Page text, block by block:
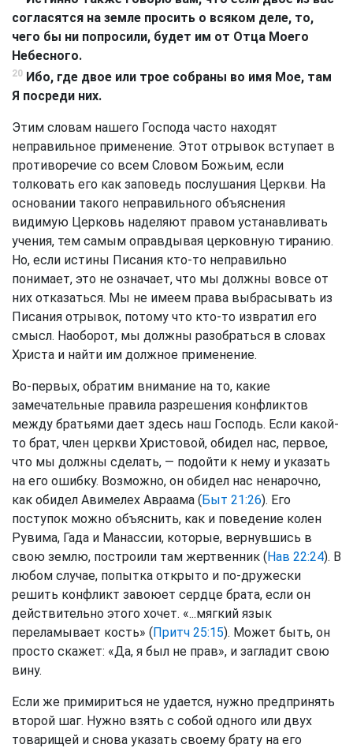
согласятся на земле просить о всяком деле, то,
чего бы ни попросили, будет им от Отца Моего
Небесного.
20 Ибо, где двое или трое собраны во имя Мое, там
Я посреди них.
Этим словам нашего Господа часто находят
неправильное применение. Этот отрывок вступает в
противоречие со всем Словом Божьим, если
толковать его как заповедь послушания Церкви. На
основании такого неправильного объяснения
видимую Церковь наделяют правом устанавливать
учения, тем самым оправдывая церковную тиранию.
Но, если истины Писания кто-то неправильно
понимает, это не означает, что мы должны вовсе от
них отказаться. Мы не имеем права выбрасывать из
Писания отрывок, потому что кто-то извратил его
смысл. Наоборот, мы должны разобраться в словах
Христа и найти им должное применение.
Во-первых, обратим внимание на то, какие
замечательные правила разрешения конфликтов
между братьями дает здесь наш Господь. Если какой-
то брат, член церкви Христовой, обидел нас, первое,
что мы должны сделать, — подойти к нему и указать
на его ошибку. Возможно, он обидел нас ненарочно,
как обидел Авимелех Авраама (Быт 21:26). Его
поступок можно объяснить, как и поведение колен
Рувима, Гада и Манассии, которые, вернувшись в
свою землю, построили там жертвенник (Нав 22:24). В
любом случае, попытка открыто и по-дружески
решить конфликт завоюет сердце брата, если он
действительно этого хочет. «...мягкий язык
переламывает кость» (Притч 25:15). Может быть, он
просто скажет: «Да, я был не прав», и загладит свою
вину.
Если же примириться не удается, нужно предпринять
второй шаг. Нужно взять с собой одного или двух
товарищей и снова указать своему брату на его